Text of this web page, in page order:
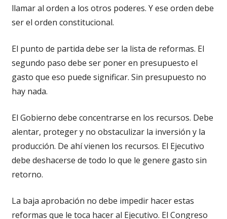
llamar al orden a los otros poderes. Y ese orden debe
ser el orden constitucional.
El punto de partida debe ser la lista de reformas. El
segundo paso debe ser poner en presupuesto el
gasto que eso puede significar. Sin presupuesto no
hay nada.
El Gobierno debe concentrarse en los recursos. Debe
alentar, proteger y no obstaculizar la inversión y la
producción. De ahí vienen los recursos. El Ejecutivo
debe deshacerse de todo lo que le genere gasto sin
retorno.
La baja aprobación no debe impedir hacer estas
reformas que le toca hacer al Ejecutivo. El Congreso